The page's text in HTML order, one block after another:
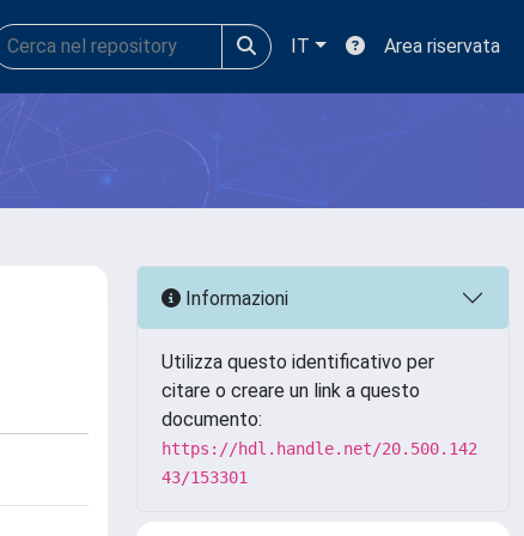
IT Area riservata
Informazioni
Utilizza questo identificativo per
citare o creare un link a questo
documento:
https://hdl.handle.net/20.500.142
43/153301